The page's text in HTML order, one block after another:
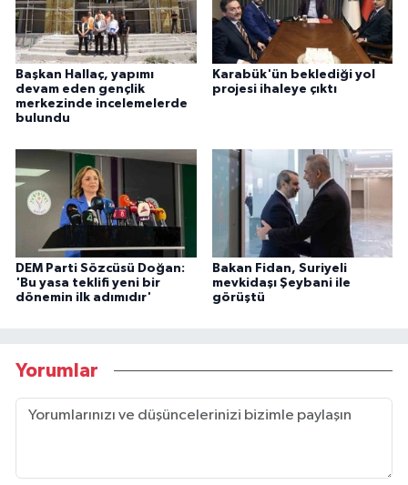
Başkan Hallaç, yapımı
devam eden gençlik
merkezinde incelemelerde
bulundu
Karabük'ün beklediği yol
projesi ihaleye çıktı
DEM Parti Sözcüsü Doğan:
'Bu yasa teklifi yeni bir
dönemin ilk adımıdır'
Bakan Fidan, Suriyeli
mevkidaşı Şeybani ile
görüştü
Yorumlar